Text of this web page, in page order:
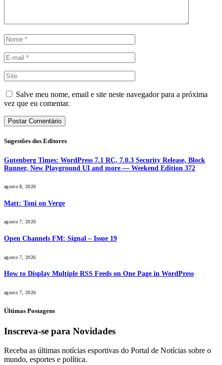
Salve meu nome, email e site neste navegador para a próxima
vez que eu comentar.
Sugestões dos Editores
Gutenberg Times: WordPress 7.1 RC, 7.0.3 Security Release, Block
Runner, New Playground UI and more — Weekend Edition 372
agosto 8, 2026
Matt: Toni on Verge
agosto 7, 2026
Open Channels FM: Signal – Issue 19
agosto 7, 2026
How to Display Multiple RSS Feeds on One Page in WordPress
agosto 7, 2026
Últimas Postagens
Inscreva-se para Novidades
Receba as últimas notícias esportivas do Portal de Notícias sobre o
mundo, esportes e política.